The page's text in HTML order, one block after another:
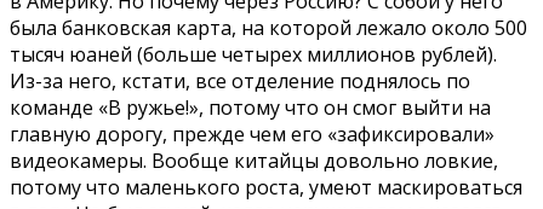
была банковская карта, на которой лежало около 500
тысяч юаней (больше четырех миллионов рублей).
Из-за него, кстати, все отделение поднялось по
команде «В ружье!», потому что он смог выйти на
главную дорогу, прежде чем его «зафиксировали»
видеокамеры. Вообще китайцы довольно ловкие,
потому что маленького роста, умеют маскироваться